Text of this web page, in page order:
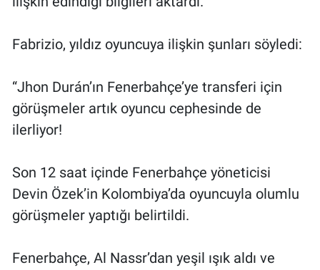
Fabrizio, yıldız oyuncuya ilişkin şunları söyledi:
“Jhon Durán’ın Fenerbahçe’ye transferi için
görüşmeler artık oyuncu cephesinde de
ilerliyor!
Son 12 saat içinde Fenerbahçe yöneticisi
Devin Özek’in Kolombiya’da oyuncuyla olumlu
görüşmeler yaptığı belirtildi.
Fenerbahçe, Al Nassr’dan yeşil ışık aldı ve